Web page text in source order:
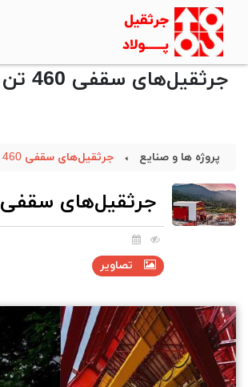
جرثقیل‌های سقفی 460 تن
پروژه ها و صنایع جرثقیل‌های سقفی 460 تن
جرثقیل‌های سقفی 460 تن